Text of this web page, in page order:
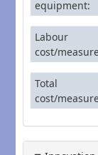
equipment
Labour
cost/
Total
cost/